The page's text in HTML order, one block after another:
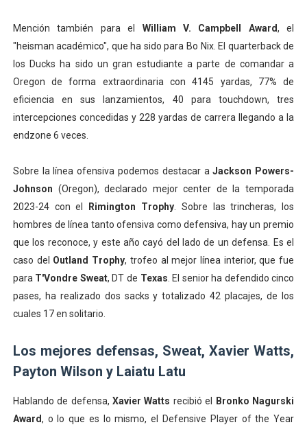
Mención también para el William V. Campbell Award, el
"heisman académico", que ha sido para Bo Nix. El quarterback de
los Ducks ha sido un gran estudiante a parte de comandar a
Oregon de forma extraordinaria con 4145 yardas, 77% de
eficiencia en sus lanzamientos, 40 para touchdown, tres
intercepciones concedidas y 228 yardas de carrera llegando a la
endzone 6 veces.
Sobre la línea ofensiva podemos destacar aJackson Powers-
Johnson (Oregon), declarado mejor center de la temporada
2023-24 con el
Rimington Trophy . Sobre las trincheras, los
hombres de línea tanto ofensiva como defensiva, hay un premio
que los reconoce, y este año cayó del lado de un defensa. Es el
caso del Outland Trophy, trofeo al mejor línea interior, que fue
para T'Vondre Sweat, DT de Texas . El senior ha defendido cinco
pases, ha realizado dos sacks y totalizado 42 placajes, de los
cuales 17 en solitario.
Los mejores defensas, Sweat, Xavier Watts,
Payton Wilson y Laiatu Latu
Hablando de defensa,Xavier Watts recibió el
Bronko Nagurski
Award, o lo que es lo mismo, el Defensive Player of the Year